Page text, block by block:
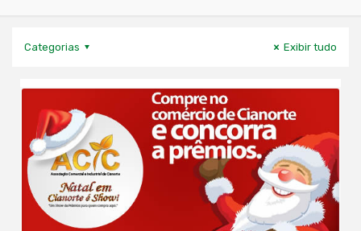
Categorias Exibir tudo